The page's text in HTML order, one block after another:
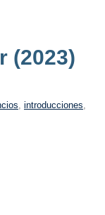
(2023)
, introducciones,